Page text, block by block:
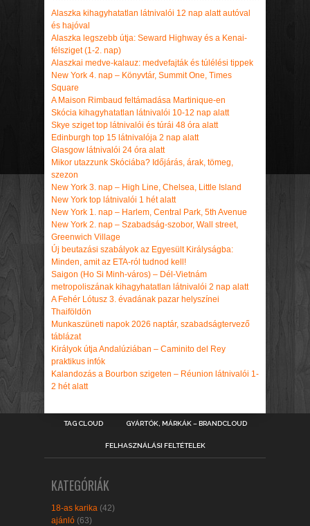
Alaszka kihagyhatatlan látnivalói 12 nap alatt autóval
és hajóval
Alaszka legszebb útja: Seward Highway és a Kenai-
félsziget (1-2. nap)
Alaszkai medve-kalauz: medvefajták és túlélési tippek
New York 4. nap – Könyvtár, Summit One, Times
Square
A Maison Rimbaud feltámadása Martinique-en
Skócia kihagyhatatlan látnivalói 10-12 nap alatt
Skye sziget top látnivalói és túrái 48 óra alatt
Edinburgh top 15 látnivalója 2 nap alatt
Glasgow látnivalói 24 óra alatt
Mikor utazzunk Skóciába? Időjárás, árak, tömeg,
szezon
New York 3. nap – High Line, Chelsea, Little Island
New York top látnivalói 1 hét alatt
New York 1. nap – Harlem, Central Park, 5th Avenue
New York 2. nap – Szabadság-szobor, Wall street,
Greenwich Village
Új beutazási szabályok az Egyesült Királyságba:
Minden, amit az ETA-ról tudnod kell!
Saigon (Ho Si Minh-város) – Dél-Vietnám
metropoliszának kihagyhatatlan látnivalói 2 nap alatt
A Fehér Lótusz 3. évadának pazar helyszínei
Thaiföldön
Munkaszüneti napok 2026 naptár, szabadságtervező
táblázat
Királyok útja Andalúziában – Caminito del Rey
praktikus infók
Kalandozás a Bourbon szigeten – Réunion látnivalói 1-
2 hét alatt
TAG CLOUD GYÁRTÓK, MÁRKÁK – BRANDCLOUD
FELHASZNÁLÁSI FELTÉTELEK
KATEGÓRIÁK
18-as karika (42)
ajánló (63)